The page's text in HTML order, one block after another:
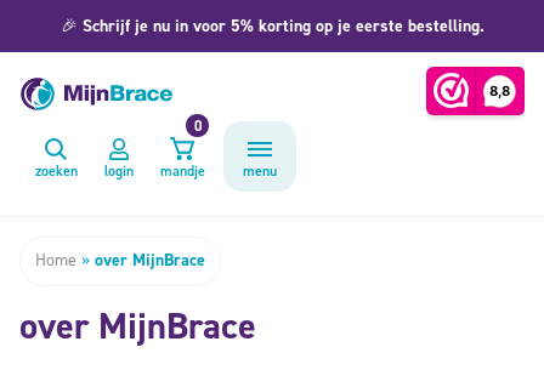
🎉 Schrijf je nu in voor 5% korting op je eerste bestelling.
zoeken login mandje
0
menu
Home » over MijnBrace
over MijnBrace